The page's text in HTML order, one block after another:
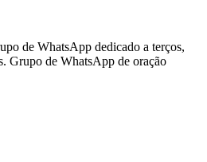
de WhatsApp dedicado a terços,
Grupo de WhatsApp de oração